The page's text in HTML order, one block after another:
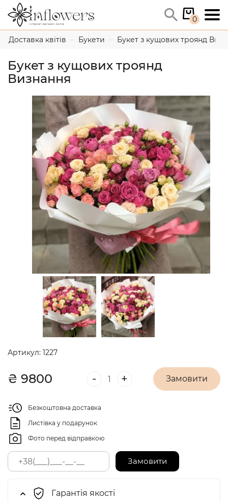
0
Доставка квітів Букети Букет з кущових троянд
Букет з кущових троянд
Визнання
Артикул: 1227
₴ 9800 - + Замовити
Безкоштовна доставка
Листівка у подарунок
Фото перед відправкою
Замовити
Гарантія якості